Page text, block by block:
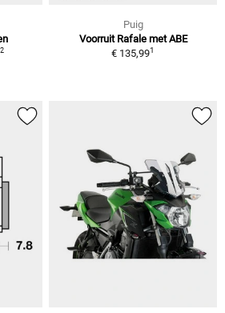
2
Puig
Voorruit Rafale met ABE
€ 135,991